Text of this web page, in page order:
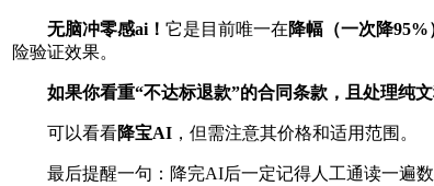
无脑冲零感ai ！ 它是目前唯一在降幅（一次降95%
险验证效果。
如果你看重“不达标退款”的合同条款，且处理纯文
可以看看降宝AI ，但需注意其价格和适用范围。
最后提醒一句：降完AI后一定记得人工通读一遍